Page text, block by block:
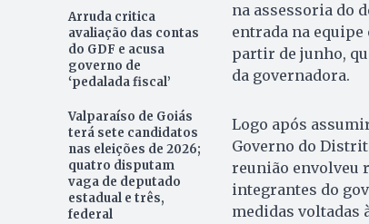
Arruda critica
avaliação das contas
do GDF e acusa
governo de
‘pedalada fiscal’
Valparaíso de Goiás
terá sete candidatos
nas eleições de 2026;
quatro disputam
vaga de deputado
estadual e três,
federal
na assessoria do
entrada na equipe
partir de junho,
da governadora.
Logo após
Governo do
reunião envolveu
integrantes do
medidas voltadas